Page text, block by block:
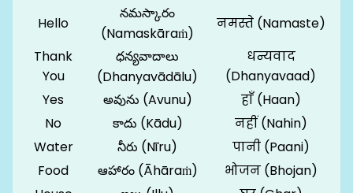
Hello
నమస్కారం
(Namaskāraṁ)
नमस्ते (Namaste)
Thank
You
ధన్యవాదాలు
(Dhanyavādālu)
धन्यवाद
(Dhanyavaad)
Yes
అవును (Avunu)
हाँ (Haan)
No
కాదు (Kādu)
नहीं (Nahin)
Water
నీరు (Nīru)
पानी (Paani)
Food
ఆహారం (Āhāraṁ)
भोजन (Bhojan)